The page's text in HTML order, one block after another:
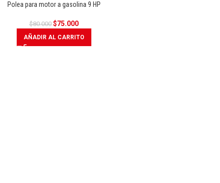
Polea para motor a gasolina 9 HP
$80.000 $75.000
AÑADIR AL CARRITO